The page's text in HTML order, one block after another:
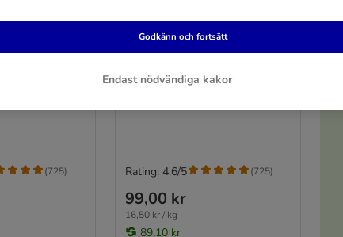
kattströ -
(725)
3 varianter
Tigerino Premium kattströ -
6 kg
99,00 kr
16,50 kr / kg
89,10 kr
Rating: 4.6/5 (725)
Endast nödvändiga kakor
Godkänn och fortsätt